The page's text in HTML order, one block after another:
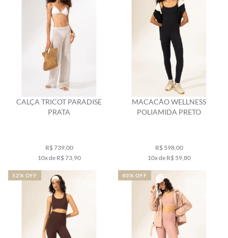
CALÇA TRICOT PARADISE
PRATA
R$ 739,00
10x de R$ 73,90
MACACÃO WELLNESS
POLIAMIDA PRETO
R$ 598,00
10x de R$ 59,80
52% OFF 40% OFF